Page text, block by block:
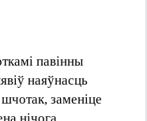
павінны
наяўнасць
заменіце